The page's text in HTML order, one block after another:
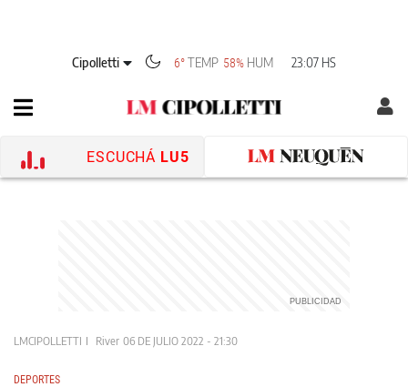
Cipolletti 6° TEMP 58% HUM 23:07 HS
ESCUCHÁ LU5
LMCIPOLLETTI River 06 DE JULIO 2022 - 21:30
DEPORTES